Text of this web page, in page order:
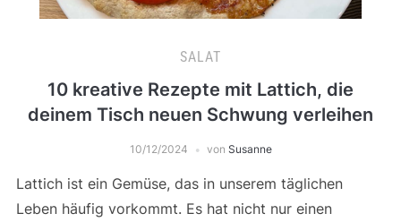
SALAT
10 kreative Rezepte mit Lattich, die
deinem Tisch neuen Schwung verleihen
10/12/2024 von Susanne
Lattich ist ein Gemüse, das in unserem täglichen
Leben häufig vorkommt. Es hat nicht nur einen